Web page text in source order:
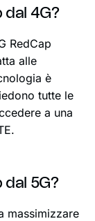
dal 4G?
RedCap
alle
è
tutte le
a una
dal 5G?
massimizzare